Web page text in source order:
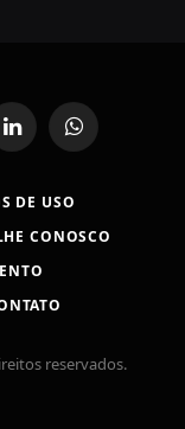
LinkedInWhatsApp
DE USO
CONOSCO
reservados.